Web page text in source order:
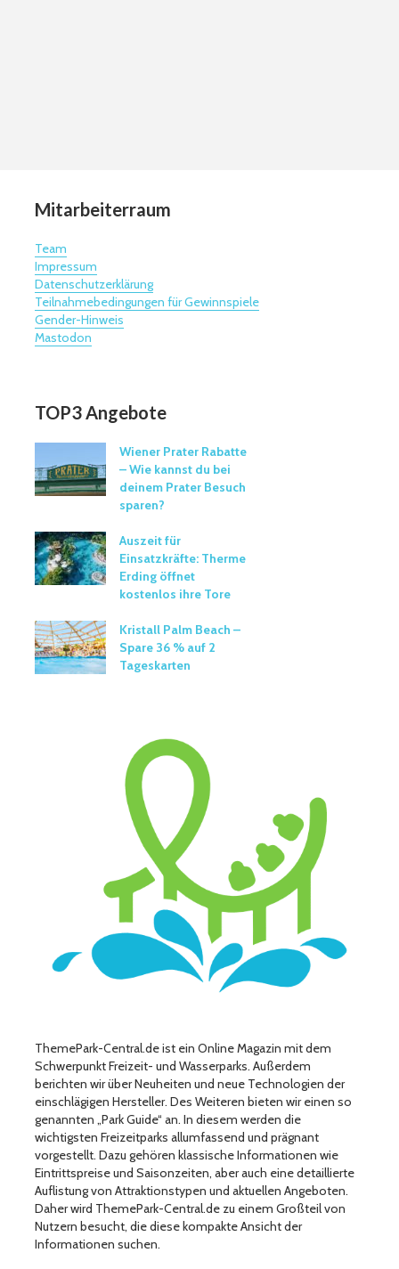
Mitarbeiterraum
Team
Impressum
Datenschutzerklärung
Teilnahmebedingungen für Gewinnspiele
Gender-Hinweis
Mastodon
TOP3 Angebote
Wiener Prater Rabatte
– Wie kannst du bei
deinem Prater Besuch
sparen?
Auszeit für
Einsatzkräfte: Therme
Erding öffnet
kostenlos ihre Tore
Kristall Palm Beach –
Spare 36 % auf 2
Tageskarten
ThemePark-Central.de ist ein Online Magazin mit dem
Schwerpunkt Freizeit- und Wasserparks. Außerdem
berichten wir über Neuheiten und neue Technologien der
einschlägigen Hersteller. Des Weiteren bieten wir einen so
genannten „Park Guide“ an. In diesem werden die
wichtigsten Freizeitparks allumfassend und prägnant
vorgestellt. Dazu gehören klassische Informationen wie
Eintrittspreise und Saisonzeiten, aber auch eine detaillierte
Auflistung von Attraktionstypen und aktuellen Angeboten.
Daher wird ThemePark-Central.de zu einem Großteil von
Nutzern besucht, die diese kompakte Ansicht der
Informationen suchen.